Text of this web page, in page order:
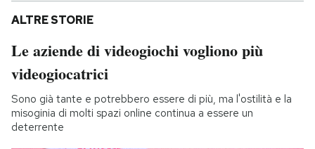
ALTRE STORIE
Le aziende di videogiochi vogliono più
videogiocatrici
Sono già tante e potrebbero essere di più, ma l'ostilità e la
misoginia di molti spazi online continua a essere un
deterrente